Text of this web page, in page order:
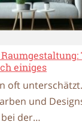
einiges
oft
und
der…